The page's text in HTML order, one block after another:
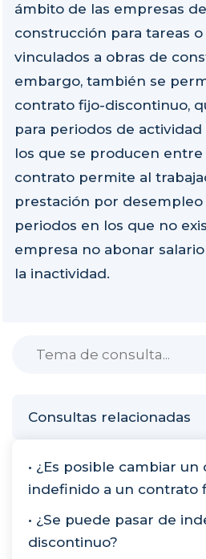
Consultas relacionadas
• ¿Es posible cambiar
indefinido a un contrato
• ¿Se puede pasar de
discontinuo?
ámbito de las empresas
construcción para tareas o
vinculados a obras de
embargo, también se
contrato fijo-discontinuo,
para periodos de
los que se producen entre
contrato permite al
prestación por
periodos en los que no
empresa no abonar
la inactividad.